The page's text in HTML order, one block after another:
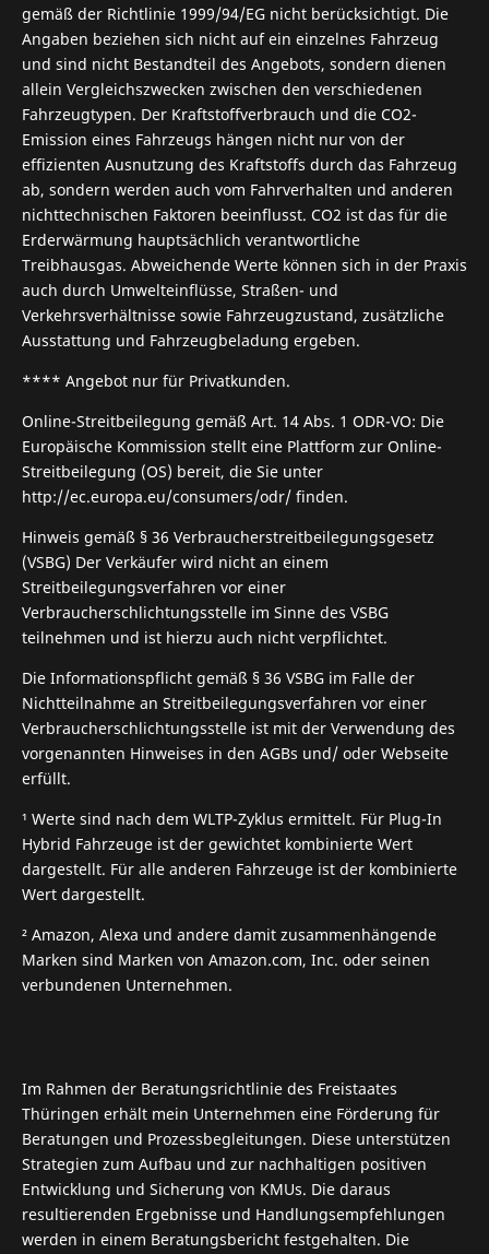
gemäß der Richtlinie 1999/94/EG nicht berücksichtigt. Die
Angaben beziehen sich nicht auf ein einzelnes Fahrzeug
und sind nicht Bestandteil des Angebots, sondern dienen
allein Vergleichszwecken zwischen den verschiedenen
Fahrzeugtypen. Der Kraftstoffverbrauch und die CO2-
Emission eines Fahrzeugs hängen nicht nur von der
effizienten Ausnutzung des Kraftstoffs durch das Fahrzeug
ab, sondern werden auch vom Fahrverhalten und anderen
nichttechnischen Faktoren beeinflusst. CO2 ist das für die
Erderwärmung hauptsächlich verantwortliche
Treibhausgas. Abweichende Werte können sich in der Praxis
auch durch Umwelteinflüsse, Straßen- und
Verkehrsverhältnisse sowie Fahrzeugzustand, zusätzliche
Ausstattung und Fahrzeugbeladung ergeben.
**** Angebot nur für Privatkunden.
Online-Streitbeilegung gemäß Art. 14 Abs. 1 ODR-VO: Die
Europäische Kommission stellt eine Plattform zur Online-
Streitbeilegung (OS) bereit, die Sie unter
http://ec.europa.eu/consumers/odr/ finden.
Hinweis gemäß § 36 Verbraucherstreitbeilegungsgesetz
(VSBG) Der Verkäufer wird nicht an einem
Streitbeilegungsverfahren vor einer
Verbraucherschlichtungsstelle im Sinne des VSBG
teilnehmen und ist hierzu auch nicht verpflichtet.
Die Informationspflicht gemäß § 36 VSBG im Falle der
Nichtteilnahme an Streitbeilegungsverfahren vor einer
Verbraucherschlichtungsstelle ist mit der Verwendung des
vorgenannten Hinweises in den AGBs und/ oder Webseite
erfüllt.
¹ Werte sind nach dem WLTP-Zyklus ermittelt. Für Plug-In
Hybrid Fahrzeuge ist der gewichtet kombinierte Wert
dargestellt. Für alle anderen Fahrzeuge ist der kombinierte
Wert dargestellt.
² Amazon, Alexa und andere damit zusammenhängende
Marken sind Marken von Amazon.com, Inc. oder seinen
verbundenen Unternehmen.
Im Rahmen der Beratungsrichtlinie des Freistaates
Thüringen erhält mein Unternehmen eine Förderung für
Beratungen und Prozessbegleitungen. Diese unterstützen
Strategien zum Aufbau und zur nachhaltigen positiven
Entwicklung und Sicherung von KMUs. Die daraus
resultierenden Ergebnisse und Handlungsempfehlungen
werden in einem Beratungsbericht fest­gehalten. Die